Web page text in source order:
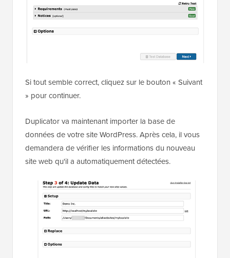
Si tout semble correct, cliquez sur le bouton « Suivant
» pour continuer.
Duplicator va maintenant importer la base de
données de votre site WordPress. Après cela, il vous
demandera de vérifier les informations du nouveau
site web qu'il a automatiquement détectées.